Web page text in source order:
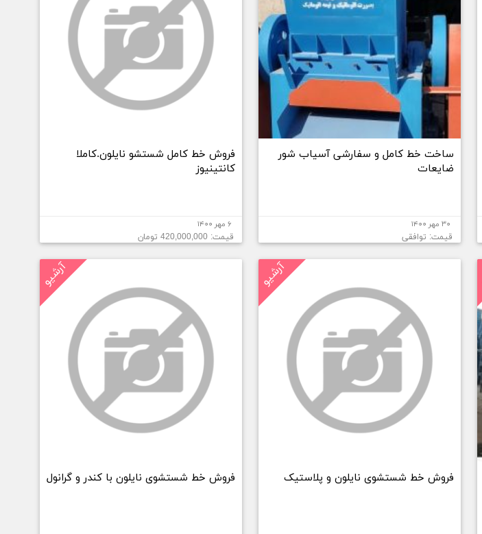
ساخت خط کامل و سفارشی آسیاب شور
ضایعات
۳۰ مهر ۱۴۰۰
قیمت: توافقی
فروش خط کامل شستشو نایلون.کاملا
کانتینیوز
۶ مهر ۱۴۰۰
قیمت: 420,000,000 تومان
آرشیو
فروش خط شستشوی نایلون و پلاستیک
آرشیو
فروش خط شستشوی نایلون با کندر و گرانول